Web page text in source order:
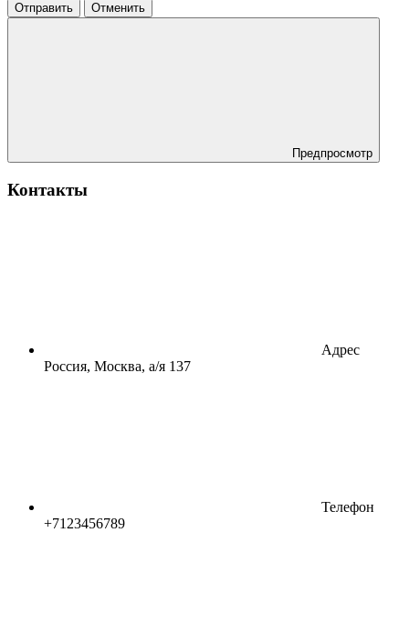
Отправить Отменить
Предпросмотр
Контакты
Адрес
Россия, Москва, а/я 137
Телефон
+7123456789